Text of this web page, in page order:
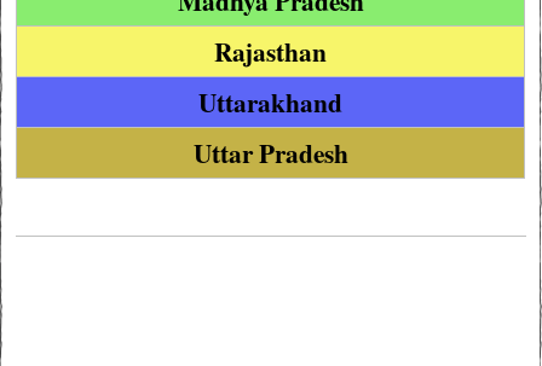
Rajasthan
Uttarakhand
Uttar Pradesh